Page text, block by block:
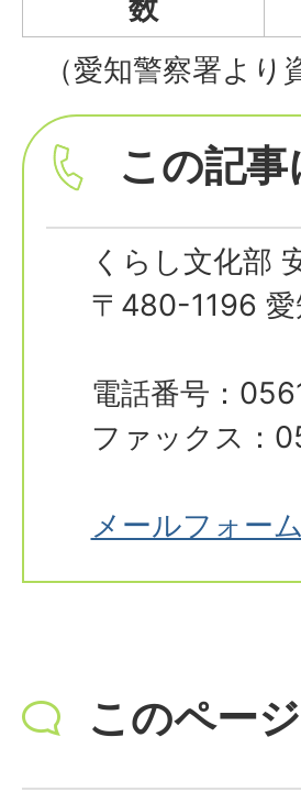
数
（愛知警察署より
この記
くらし文化部
〒480-1196 愛
電話番号：
ファックス：
メールフォー
このペー